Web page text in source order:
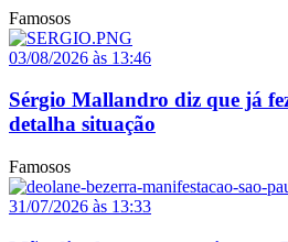
Famosos
03/08/2026 às 13:46
Sérgio Mallandro diz que já
detalha situação
Famosos
31/07/2026 às 13:33